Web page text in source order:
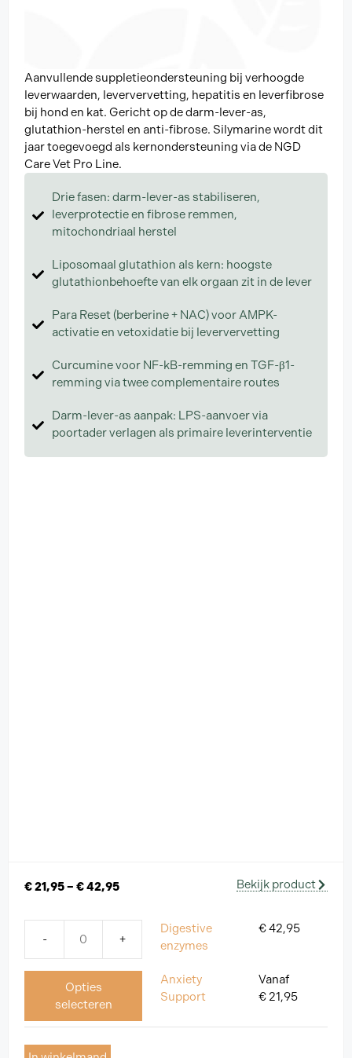
Aanvullende suppletieondersteuning bij verhoogde
leverwaarden, leververvetting, hepatitis en leverfibrose
bij hond en kat. Gericht op de darm-lever-as,
glutathion-herstel en anti-fibrose. Silymarine wordt dit
jaar toegevoegd als kernondersteuning via de NGD
Care Vet Pro Line.
Drie fasen: darm-lever-as stabiliseren,
leverprotectie en fibrose remmen,
mitochondriaal herstel
Liposomaal glutathion als kern: hoogste
glutathionbehoefte van elk orgaan zit in de lever
Para Reset (berberine + NAC) voor AMPK-
activatie en vetoxidatie bij leververvetting
Curcumine voor NF-kB-remming en TGF-β1-
remming via twee complementaire routes
Darm-lever-as aanpak: LPS-aanvoer via
poortader verlagen als primaire leverinterventie
€21,95– €42,95 Bekijk product
- +
Digestive
enzymes
€42,95
Opties
selecteren
Anxiety
Support
Vanaf
€ 21,95